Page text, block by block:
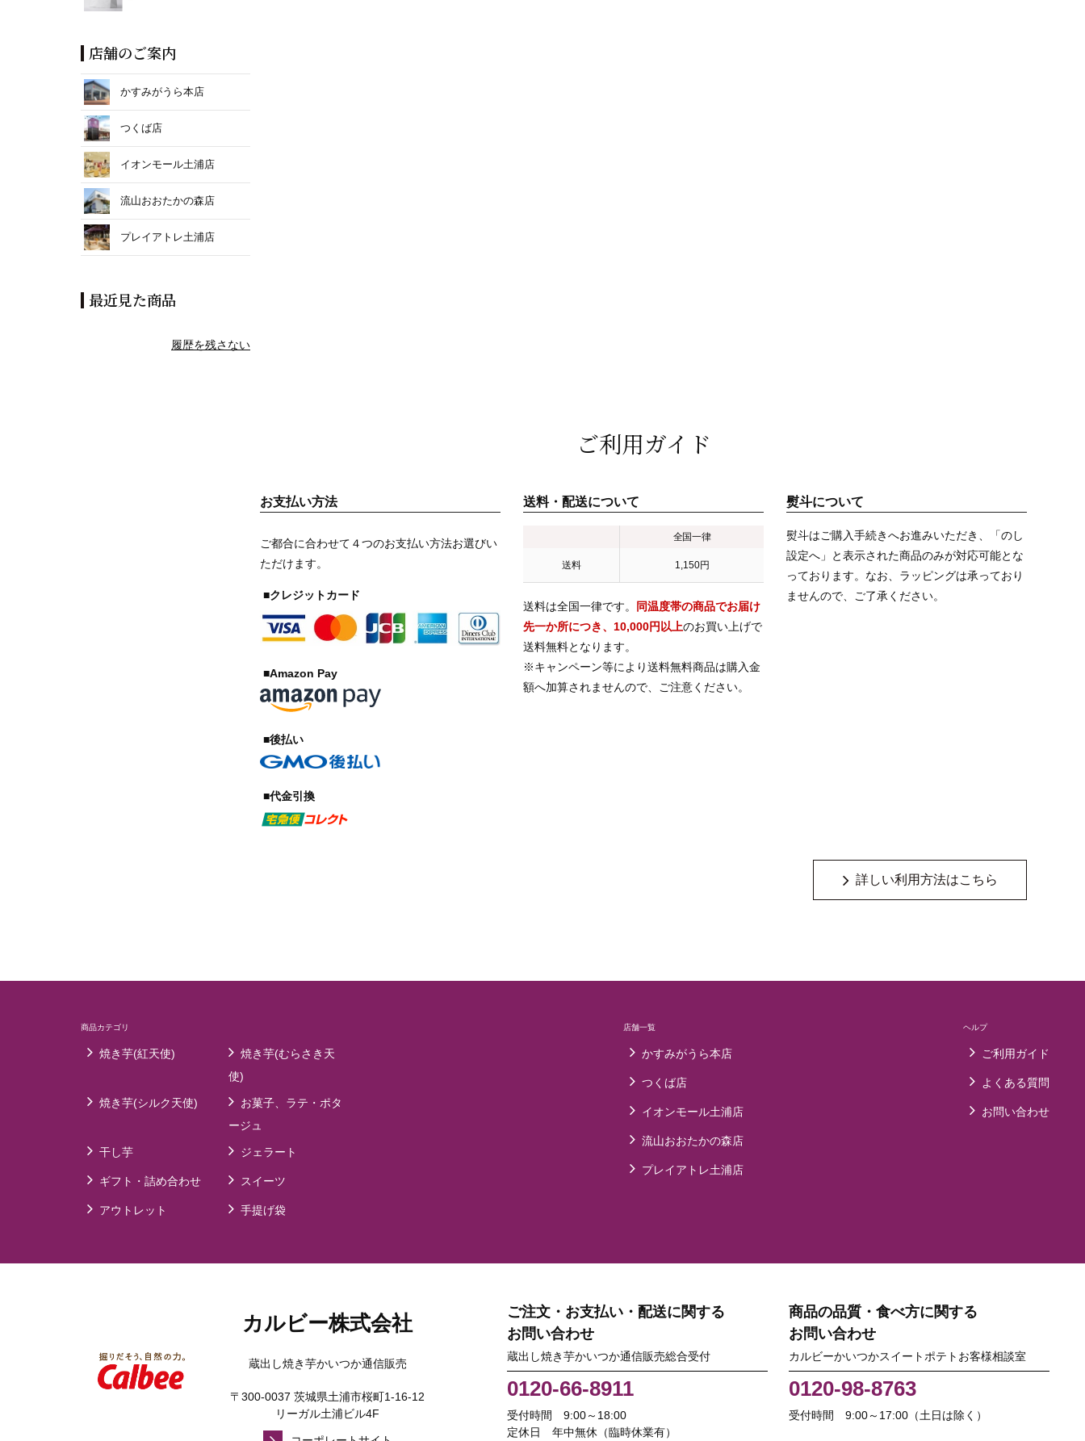
店舗のご案内
かすみがうら本店
つくば店
イオンモール土浦店
流山おおたかの森店
プレイアトレ土浦店
最近見た商品
履歴を残さない
ご利用ガイド
お支払い方法
ご都合に合わせて４つのお支払い方法お選びい
ただけます。
■クレジットカード
■Amazon Pay
■後払い
■代金引換
送料・配送について
全国一律
送料 1,150円
送料は全国一律です。
同温度帯の商品でお届け
先一か所につき、10,000円以上のお買い上げで
送料無料となります。
※キャンペーン等により送料無料商品は購入金
額へ加算されませんので、ご注意ください。
熨斗について
熨斗はご購入手続きへお進みいただき、「のし
設定へ」と表示された商品のみが対応可能とな
っております。なお、ラッピングは承っており
ませんので、ご了承ください。
詳しい利用方法はこちら
商品カテゴリ
焼き芋(紅天使)
焼き芋(むらさき天
使)
焼き芋(シルク天使)
お菓子、ラテ・ポタ
ージュ
干し芋 ジェラート
ギフト・詰め合わせ スイーツ
アウトレット 手提げ袋
店舗一覧
かすみがうら本店
つくば店
イオンモール土浦店
流山おおたかの森店
プレイアトレ土浦店
ヘルプ
ご利用ガイド
よくある質問
お問い合わせ
カルビー株式会社
蔵出し焼き芋かいつか通信販売
〒300-0037 茨城県土浦市桜町1-16-12
リーガル土浦ビル4F
ご注文・お支払い・配送に関する
お問い合わせ
蔵出し焼き芋かいつか通信販売総合受付
0120-66-8911
受付時間 9:00～18:00
定休日 年中無休（臨時休業有）
商品の品質・食べ方に関する
お問い合わせ
カルビーかいつかスイートポテトお客様相談室
0120-98-8763
受付時間 9:00～17:00（土日は除く）